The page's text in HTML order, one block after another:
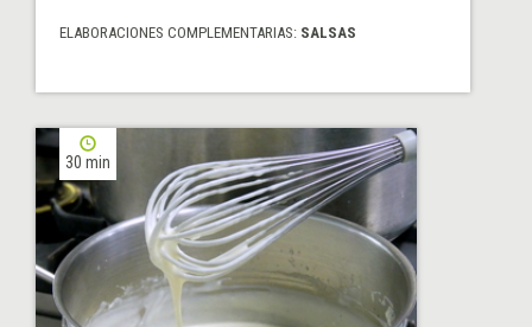
ELABORACIONES COMPLEMENTARIAS: SALSAS
30 min